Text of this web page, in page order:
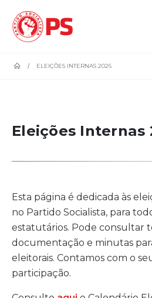
ELEIÇÕES INTERNAS 2026
Eleições Internas
Esta página é dedicada às
no Partido Socialista, para
estatutários. Pode consultar
documentação e minutas
eleitorais. Contamos com o
participação.